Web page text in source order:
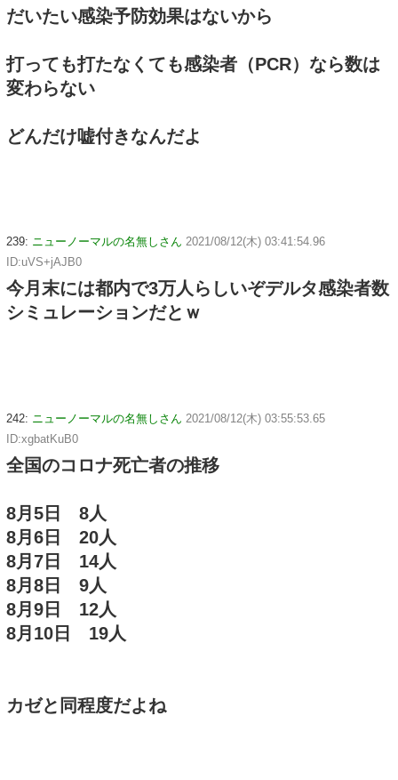
だいたい感染予防効果はないから
打っても打たなくても感染者（PCR）なら数は
変わらない
どんだけ嘘付きなんだよ
239: ニューノーマルの名無しさん 2021/08/12(木) 03:41:54.96
ID:uVS+jAJB0
今月末には都内で3万人らしいぞデルタ感染者数
シミュレーションだとｗ
242: ニューノーマルの名無しさん 2021/08/12(木) 03:55:53.65
ID:xgbatKuB0
全国のコロナ死亡者の推移
8月5日 8人
8月6日 20人
8月7日 14人
8月8日 9人
8月9日 12人
8月10日 19人
カゼと同程度だよね